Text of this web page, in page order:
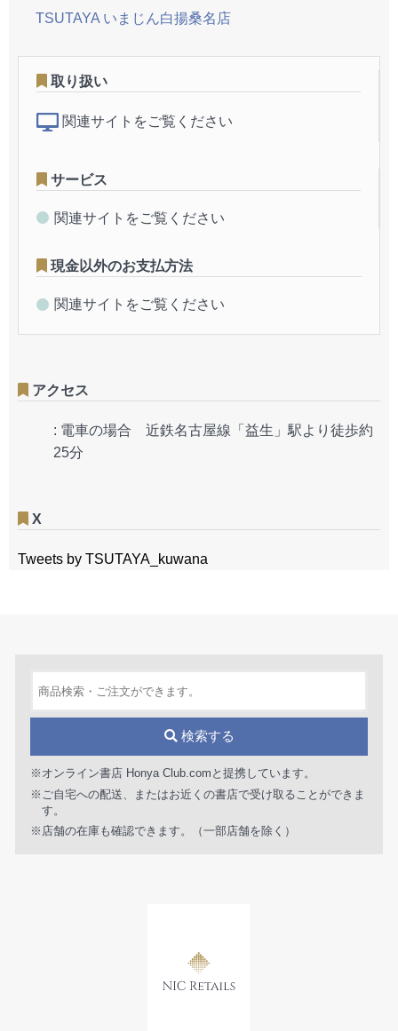
TSUTAYA いまじん白揚桑名店
取り扱い
関連サイトをご覧ください
サービス
関連サイトをご覧ください
現金以外のお支払方法
関連サイトをご覧ください
アクセス
: 電車の場合 近鉄名古屋線「益生」駅より徒歩約
25分
X
Tweets by TSUTAYA_kuwana
検索する
※オンライン書店 Honya Club.comと提携しています。
※ご自宅への配送、またはお近くの書店で受け取ることができま
す。
※店舗の在庫も確認できます。（一部店舗を除く）